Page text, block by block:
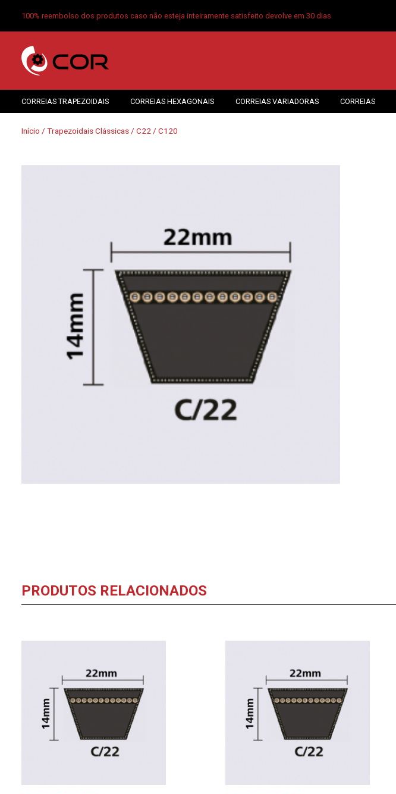
100% reembolso dos produtos caso não esteja inteiramente satisfeito devolve em 30 dias
CORREIAS TRAPEZOIDAIS CORREIAS HEXAGONAIS CORREIAS VARIADORAS CORREIAS
Início / Trapezoidais Clássicas / C22 / C120
PRODUTOS RELACIONADOS